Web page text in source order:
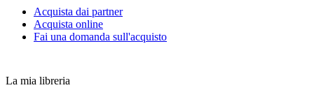
Acquista dai partner
Acquista online
Fai una domanda sull'acquisto
La mia libreria